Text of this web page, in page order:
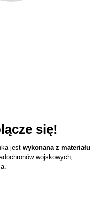
się!
jest wykonana z materiału
wojskowych,